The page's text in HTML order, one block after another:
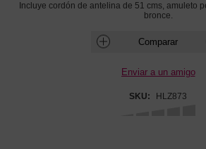
Incluye cordón de antelina de 51 cms, amuleto
bronce.
SKU: HLZ873